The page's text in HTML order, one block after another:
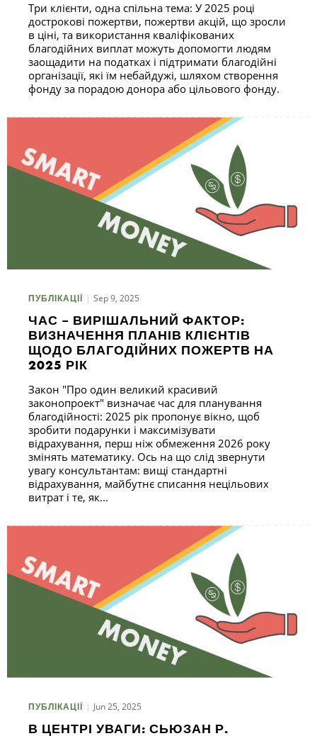
Три клієнти, одна спільна тема: У 2025 році
дострокові пожертви, пожертви акцій, що зросли
в ціні, та використання кваліфікованих
благодійних виплат можуть допомогти людям
заощадити на податках і підтримати благодійні
організації, які їм небайдужі, шляхом створення
фонду за порадою донора або цільового фонду.
ПУБЛІКАЦІЇ Sep 9, 2025
ЧАС – ВИРІШАЛЬНИЙ ФАКТОР:
ВИЗНАЧЕННЯ ПЛАНІВ КЛІЄНТІВ
ЩОДО БЛАГОДІЙНИХ ПОЖЕРТВ НА
2025 РІК
Закон "Про один великий красивий
законопроект" визначає час для планування
благодійності: 2025 рік пропонує вікно, щоб
зробити подарунки і максимізувати
відрахування, перш ніж обмеження 2026 року
змінять математику. Ось на що слід звернути
увагу консультантам: вищі стандартні
відрахування, майбутнє списання нецільових
витрат і те, як...
ПУБЛІКАЦІЇ Jun 25, 2025
В ЦЕНТРІ УВАГИ: СЬЮЗАН Р.